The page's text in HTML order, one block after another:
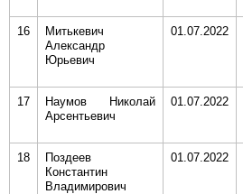
16
Митькевич
Александр
Юрьевич
01.07.2022
17
Наумов Николай
Арсентьевич
01.07.2022
18
Поздеев
Константин
Владимирович
01.07.2022